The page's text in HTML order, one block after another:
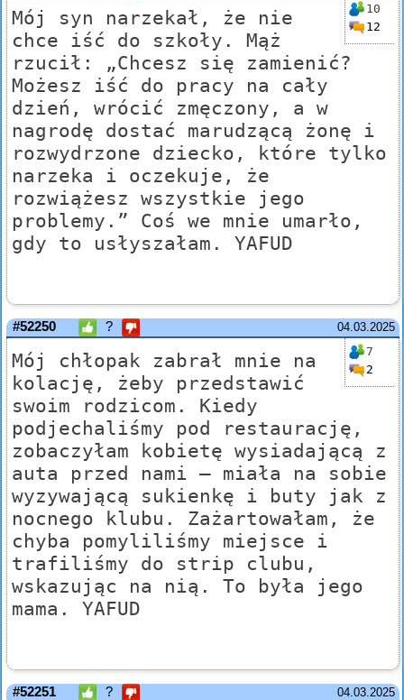
10
12
Mój syn narzekał, że nie
chce iść do szkoły. Mąż
rzucił: „Chcesz się zamienić?
Możesz iść do pracy na cały
dzień, wrócić zmęczony, a w
nagrodę dostać marudzącą żonę i
rozwydrzone dziecko, które tylko
narzeka i oczekuje, że
rozwiążesz wszystkie jego
problemy.” Coś we mnie umarło,
gdy to usłyszałam. YAFUD
04.03.2025
#52250 ?
7
2
Mój chłopak zabrał mnie na
kolację, żeby przedstawić
swoim rodzicom. Kiedy
podjechaliśmy pod restaurację,
zobaczyłam kobietę wysiadającą z
auta przed nami – miała na sobie
wyzywającą sukienkę i buty jak z
nocnego klubu. Zażartowałam, że
chyba pomyliliśmy miejsce i
trafiliśmy do strip clubu,
wskazując na nią. To była jego
mama. YAFUD
04.03.2025
#52251 ?